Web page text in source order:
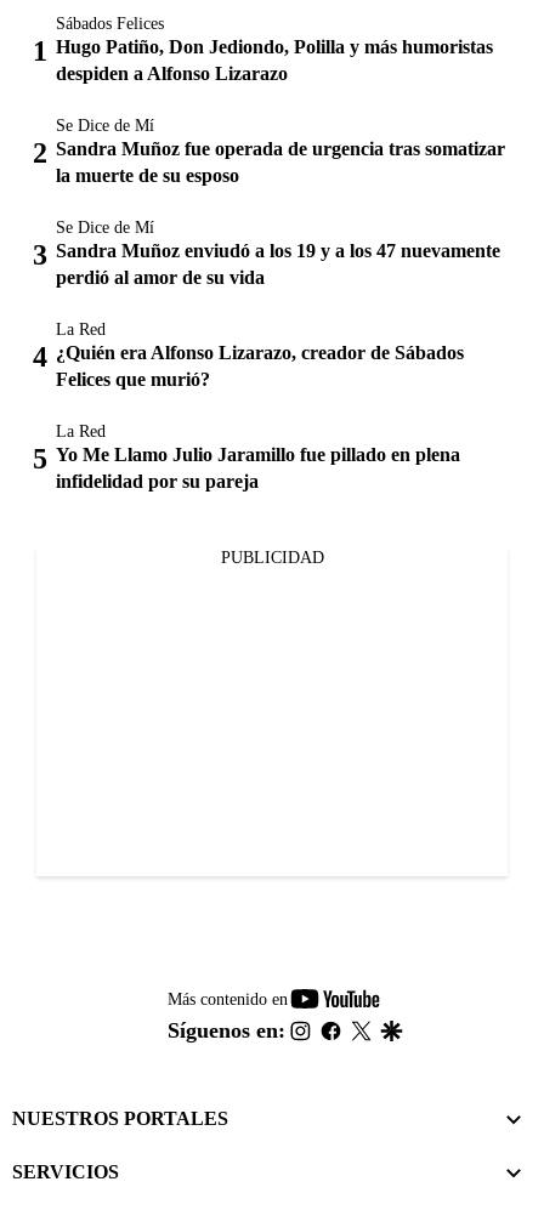
Sábados Felices
Hugo Patiño, Don Jediondo, Polilla y más humoristas
despiden a Alfonso Lizarazo
Se Dice de Mí
Sandra Muñoz fue operada de urgencia tras somatizar
la muerte de su esposo
Se Dice de Mí
Sandra Muñoz enviudó a los 19 y a los 47 nuevamente
perdió al amor de su vida
La Red
¿Quién era Alfonso Lizarazo, creador de Sábados
Felices que murió?
La Red
Yo Me Llamo Julio Jaramillo fue pillado en plena
infidelidad por su pareja
PUBLICIDAD
Más contenido en
youtube-
footer
Síguenos en: instagram
facebook
twitter
NUESTROS PORTALES
SERVICIOS